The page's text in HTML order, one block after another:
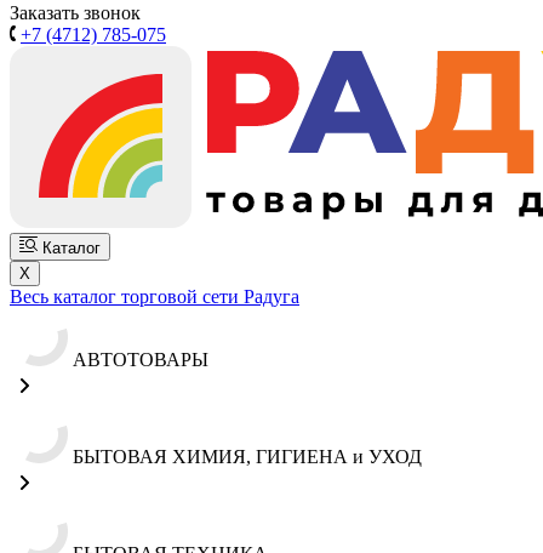
Заказать звонок
+7 (4712) 785-075
Каталог
X
Весь каталог торговой сети Радуга
АВТОТОВАРЫ
БЫТОВАЯ ХИМИЯ, ГИГИЕНА и УХОД